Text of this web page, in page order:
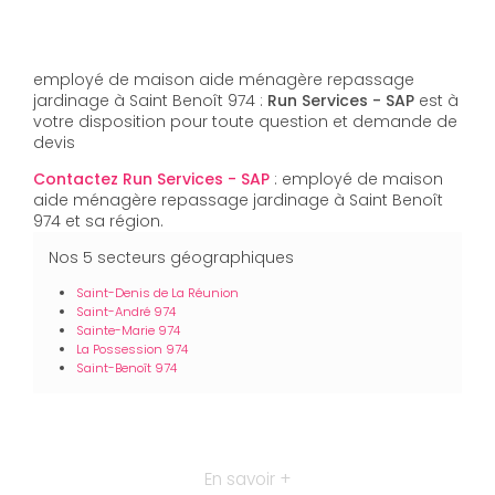
employé de maison aide ménagère repassage
jardinage à Saint Benoît 974 : Run Services - SAP est à
votre disposition pour toute question et demande de
devis
Contactez Run Services - SAP : employé de maison
aide ménagère repassage jardinage à Saint Benoît
974 et sa région.
Nos 5 secteurs géographiques
Saint-Denis de La Réunion
Saint-André 974
Sainte-Marie 974
La Possession 974
Saint-Benoît 974
En savoir +